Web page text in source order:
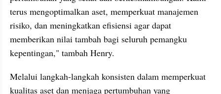
terus mengoptimalkan aset, memperkuat manajemen
risiko, dan meningkatkan efisiensi agar dapat
memberikan nilai tambah bagi seluruh pemangku
kepentingan," tambah Henry.
Melalui langkah-langkah konsisten dalam memperkuat
kualitas aset dan menjaga pertumbuhan yang